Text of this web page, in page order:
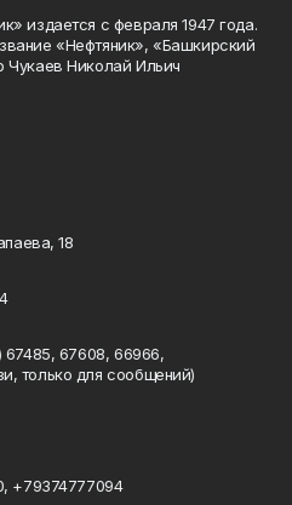
издается с февраля 1947 года.
«Нефтяник», «Башкирский
Чукаев Николай Ильич
18
67485, 67608, 66966,
только для сообщений)
+79374777094